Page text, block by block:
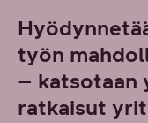
työn
– katsotaan
ratkaisut